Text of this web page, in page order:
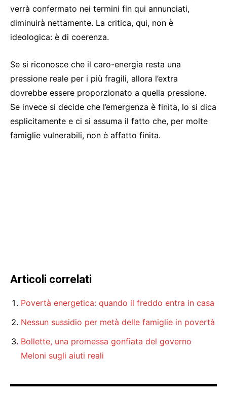
verrà confermato nei termini fin qui annunciati,
diminuirà nettamente. La critica, qui, non è
ideologica: è di coerenza.
Se si riconosce che il caro-energia resta una
pressione reale per i più fragili, allora l’extra
dovrebbe essere proporzionato a quella pressione.
Se invece si decide che l’emergenza è finita, lo si dica
esplicitamente e ci si assuma il fatto che, per molte
famiglie vulnerabili, non è affatto finita.
Articoli correlati
Povertà energetica: quando il freddo entra in casa
Nessun sussidio per metà delle famiglie in povertà
Bollette, una promessa gonfiata del governo
Meloni sugli aiuti reali